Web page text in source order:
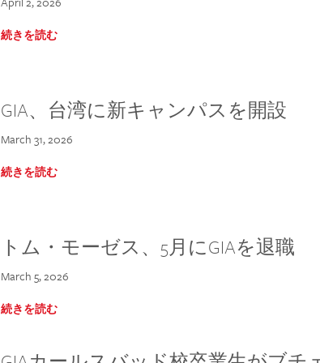
続きを読む
GIA、台湾に新キャンパスを開設
March 31, 2026
続きを読む
トム・モーゼス、5月にGIAを退職
March 5, 2026
続きを読む